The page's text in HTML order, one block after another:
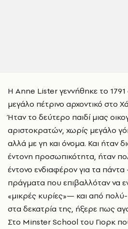
Η Anne Lister γεννήθηκε το
μεγάλο πέτρινο αρχοντικό στο
Ήταν το δεύτερο παιδί μιας
αριστοκρατών, χωρίς μεγάλο
αλλά με γη και όνομα. Και ήταν
έντονη προσωπικότητα, ήταν
έντονο ενδιαφέρον για τα
πράγματα που επιβαλλόταν να
«μικρές κυρίες»— και από
στα δεκατρία της, ήξερε πως
Στο Minster School του Γιορκ